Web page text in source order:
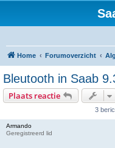
Home Forumoverzicht
Bleutooth in Saab
Plaats reactie
3
Armando
Geregistreerd lid